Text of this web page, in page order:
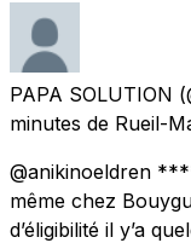
PAPA SOLUTION
minutes de Rueil-
@anikinoeldren
même chez
d’éligibilité il y’a